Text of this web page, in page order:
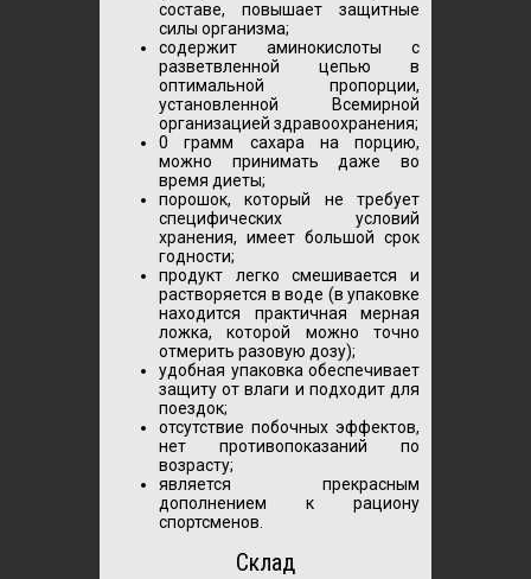
составе, повышает защитные
силы организма;
содержит аминокислоты с
разветвленной цепью в
оптимальной пропорции,
установленной Всемирной
организацией здравоохранения;
0 грамм сахара на порцию,
можно принимать даже во
время диеты;
порошок, который не требует
специфических условий
хранения, имеет большой срок
годности;
продукт легко смешивается и
растворяется в воде (в упаковке
находится практичная мерная
ложка, которой можно точно
отмерить разовую дозу);
удобная упаковка обеспечивает
защиту от влаги и подходит для
поездок;
отсутствие побочных эффектов,
нет противопоказаний по
возрасту;
является прекрасным
дополнением к рациону
спортсменов.
Склад